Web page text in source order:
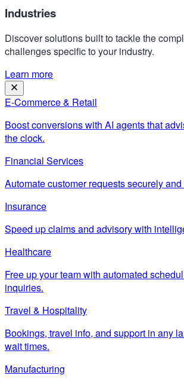
Industries
Discover solutions built to tackle the
challenges specific to your industry.
Learn more
E-Commerce & Retail
Boost conversions with AI agents that
the clock.
Financial Services
Automate customer requests securely
Insurance
Speed up claims and advisory with
Healthcare
Free up your team with automated
inquiries.
Travel & Hospitality
Bookings, travel info, and support in any
wait times.
Manufacturing